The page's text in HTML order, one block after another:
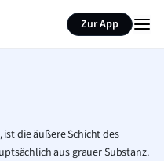
Zur App
die äußere Schicht des
aus grauer Substanz.